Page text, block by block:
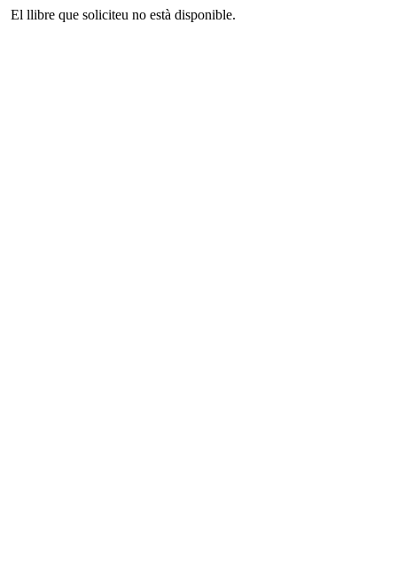
El llibre que soliciteu no està disponible.